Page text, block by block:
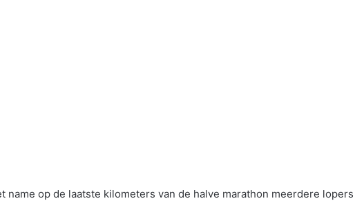
name op de laatste kilometers van de halve marathon meerdere lopers